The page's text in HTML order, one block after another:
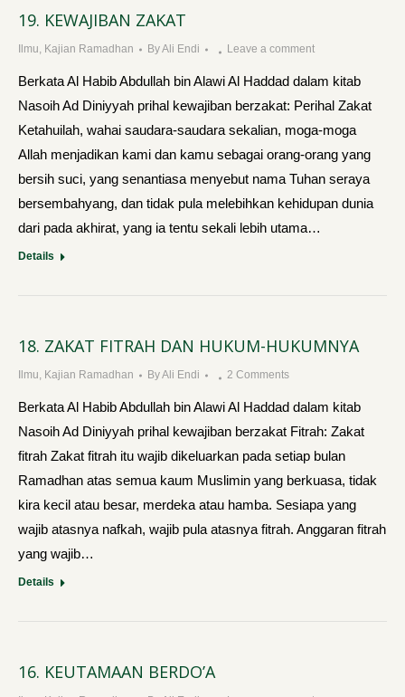
19. KEWAJIBAN ZAKAT
Ilmu, Kajian Ramadhan ByAli Endi Leave a comment
Berkata Al Habib Abdullah bin Alawi Al Haddad dalam kitab
Nasoih Ad Diniyyah prihal kewajiban berzakat: Perihal Zakat
Ketahuilah, wahai saudara-saudara sekalian, moga-moga
Allah menjadikan kami dan kamu sebagai orang-orang yang
bersih suci, yang senantiasa menyebut nama Tuhan seraya
bersembahyang, dan tidak pula melebihkan kehidupan dunia
dari pada akhirat, yang ia tentu sekali lebih utama…
Details
18. ZAKAT FITRAH DAN HUKUM-HUKUMNYA
Ilmu, Kajian Ramadhan ByAli Endi 2 Comments
Berkata Al Habib Abdullah bin Alawi Al Haddad dalam kitab
Nasoih Ad Diniyyah prihal kewajiban berzakat Fitrah: Zakat
fitrah Zakat fitrah itu wajib dikeluarkan pada setiap bulan
Ramadhan atas semua kaum Muslimin yang berkuasa, tidak
kira kecil atau besar, merdeka atau hamba. Sesiapa yang
wajib atasnya nafkah, wajib pula atasnya fitrah. Anggaran fitrah
yang wajib…
Details
16. KEUTAMAAN BERDO’A